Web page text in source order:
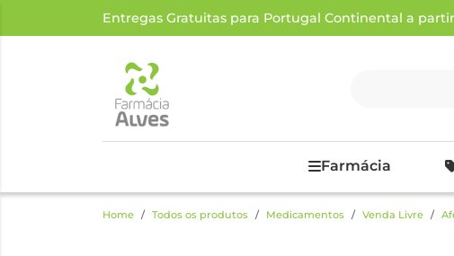
Entregas Gratuitas para Portugal Continental a
Farmácia
Home Todos os produtos Medicamentos Venda Livre